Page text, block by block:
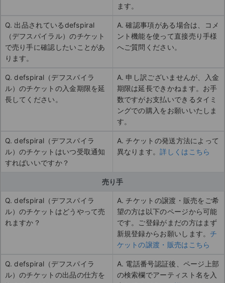
ます。
Q. 出品されているdefspiral
（デフスパイラル）のチケット
で売り手に確認したいことがあ
ります。
A. 確認事項がある場合は、コメ
ント機能を使って直接売り手様
へご質問ください。
Q. defspiral（デフスパイラ
ル）のチケットの入金期限を延
長してください。
A. 申し訳ございませんが、入金
期限は延長できかねます。お手
数ですがお支払いできるタイミ
ングでの購入をお願いいたしま
す。
Q. defspiral（デフスパイラ
ル）のチケットはいつ受取通知
すればいいですか？
A. チケットの発送方法によって
異なります。詳しくはこちら
売り手
Q. defspiral（デフスパイラ
ル）のチケットはどうやって売
れますか？
A. チケットの譲渡・販売をご希
望の方は以下のページから可能
です。ご登録がまだの方はまず
新規登録からお願いします。 チ
ケットの譲渡・販売はこちら
Q. defspiral（デフスパイラ
ル）のチケットの出品の仕方を
A. 電話番号認証後、ページ上部
の検索欄でアーティスト名を入